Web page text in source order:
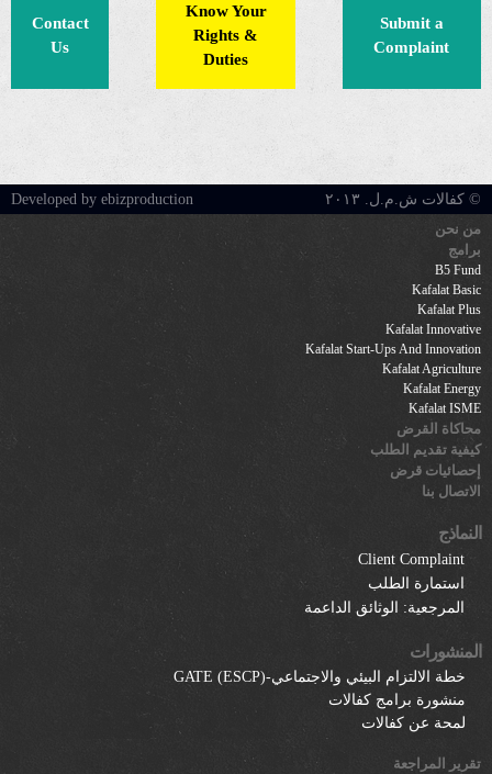
Submit a
Complaint
Know Your
Rights &
Duties
Contact
Us
© كفالات ش.م.ل. ٢٠١٣
Developed by ebizproduction
من نحن
برامج
B5 Fund
Kafalat Basic
Kafalat Plus
Kafalat Innovative
Kafalat Start-Ups And Innovation
Kafalat Agriculture
Kafalat Energy
Kafalat ISME
محاكاة القرض
كيفية تقديم الطلب
إحصائيات قرض
الاتصال بنا
النماذج
Client Complaint
استمارة الطلب
المرجعية: الوثائق الداعمة
المنشورات
خطة الالتزام البيئي والاجتماعي-GATE (ESCP)
منشورة برامج كفالات
لمحة عن كفالات
تقرير المراجعة